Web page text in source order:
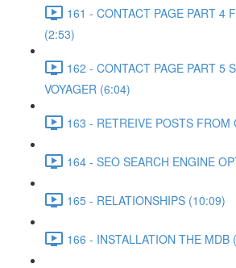
161 - CONTACT PAGE PART 4
(2:53)
162 - CONTACT PAGE PART 5
VOYAGER (6:04)
163 - RETREIVE POSTS FROM
164 - SEO SEARCH ENGINE
165 - RELATIONSHIPS (10:09)
166 - INSTALLATION THE MDB